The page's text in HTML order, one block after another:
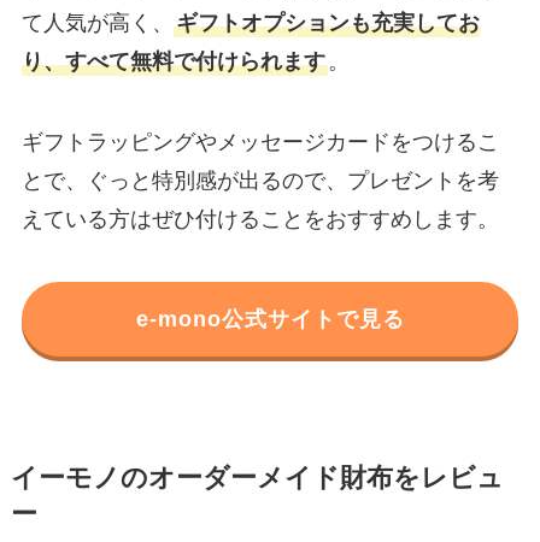
て人気が高く、 ギフトオプションも充実してお
り、すべて無料で付けられます。
ギフトラッピングやメッセージカードをつけるこ
とで、ぐっと特別感が出るので、プレゼントを考
えている方はぜひ付けることをおすすめします。
e-mono公式サイトで見る
イーモノのオーダーメイド財布をレビュ
ー